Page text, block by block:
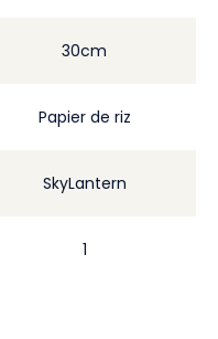
30cm
Papier de riz
SkyLantern
1